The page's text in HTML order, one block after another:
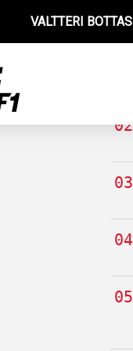
VALTTERI BOTTAS